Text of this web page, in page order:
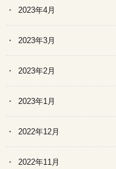
2023年4月
2023年3月
2023年2月
2023年1月
2022年12月
2022年11月